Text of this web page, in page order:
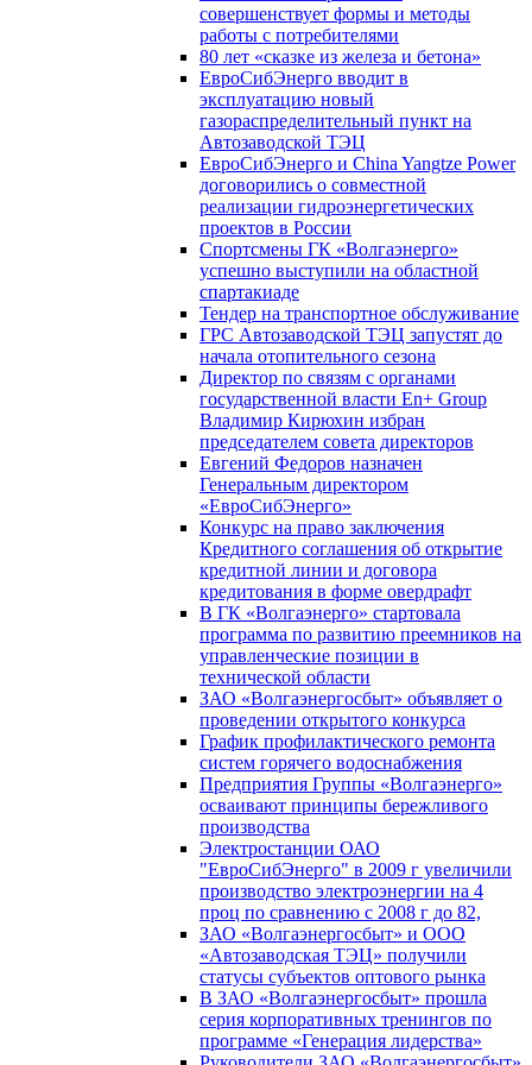
совершенствует формы и методы
работы с потребителями
80 лет «сказке из железа и бетона»
ЕвроСибЭнерго вводит в
эксплуатацию новый
газораспределительный пункт на
Автозаводской ТЭЦ
ЕвроСибЭнерго и China Yangtze Power
договорились о совместной
реализации гидроэнергетических
проектов в России
Спортсмены ГК «Волгаэнерго»
успешно выступили на областной
спартакиаде
Тендер на транспортное обслуживание
ГРС Автозаводской ТЭЦ запустят до
начала отопительного сезона
Директор по связям с органами
государственной власти En+ Group
Владимир Кирюхин избран
председателем совета директоров
Евгений Федоров назначен
Генеральным директором
«ЕвроСибЭнерго»
Конкурс на право заключения
Кредитного соглашения об открытие
кредитной линии и договора
кредитования в форме овердрафт
В ГК «Волгаэнерго» стартовала
программа по развитию преемников на
управленческие позиции в
технической области
ЗАО «Волгаэнергосбыт» объявляет о
проведении открытого конкурса
График профилактического ремонта
систем горячего водоснабжения
Предприятия Группы «Волгаэнерго»
осваивают принципы бережливого
производства
Электростанции ОАО
"ЕвроСибЭнерго" в 2009 г увеличили
производство электроэнергии на 4
проц по сравнению с 2008 г до 82,
ЗАО «Волгаэнергосбыт» и ООО
«Автозаводская ТЭЦ» получили
статусы субъектов оптового рынка
В ЗАО «Волгаэнергосбыт» прошла
серия корпоративных тренингов по
программе «Генерация лидерства»